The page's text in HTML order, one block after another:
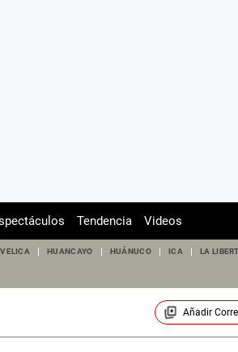
Tendencia Videos
HUANCAYO HUÁNUCO ICA LA
Añadir